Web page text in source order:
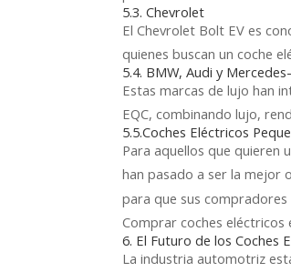
5.3. Chevrolet
El Chevrolet Bolt EV es
quienes buscan un coche
5.4. BMW, Audi y
Estas marcas de lujo han
EQC, combinando lujo,
5.5.Coches Eléctricos
Para aquellos que quieren
han pasado a ser la mejor
para que sus compradores
Comprar coches eléctricos
6. El Futuro de los Coches
La industria automotriz